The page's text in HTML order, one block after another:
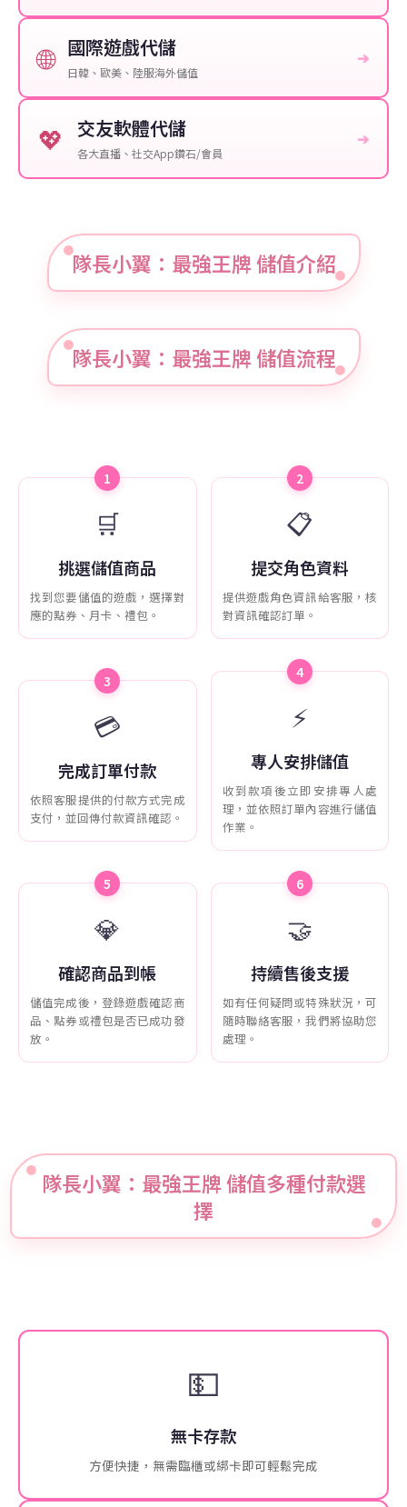
🌐 國際遊戲代儲
日韓、歐美、陸服海外儲值
➔
💖 交友軟體代儲
各大直播、社交App鑽石/會員
➔
隊長小翼：最強王牌 儲值介紹
隊長小翼：最強王牌 儲值流程
1
🛒
挑選儲值商品
找到您要儲值的遊戲，選擇對
應的點券、月卡、禮包。
2
📋
提交角色資料
提供遊戲角色資訊給客服，核
對資訊確認訂單。
3
💳
完成訂單付款
依照客服提供的付款方式完成
支付，並回傳付款資訊確認。
4
⚡
專人安排儲值
收到款項後立即安排專人處
理，並依照訂單內容進行儲值
作業。
5
💎
確認商品到帳
儲值完成後，登錄遊戲確認商
品、點券或禮包是否已成功發
放。
6
🤝
持續售後支援
如有任何疑問或特殊狀況，可
隨時聯絡客服，我們將協助您
處理。
隊長小翼：最強王牌 儲值多種付款選
擇
💵
無卡存款
方便快捷，無需臨櫃或綁卡即可輕鬆完成